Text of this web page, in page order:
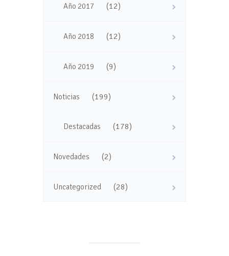
Año 2017 (12)
Año 2018 (12)
Año 2019 (9)
Noticias (199)
Destacadas (178)
Novedades (2)
Uncategorized (28)